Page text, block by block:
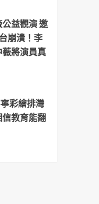
公益觀演 邀
崩潰！李
將演員真
彩繪排灣
教育能翻